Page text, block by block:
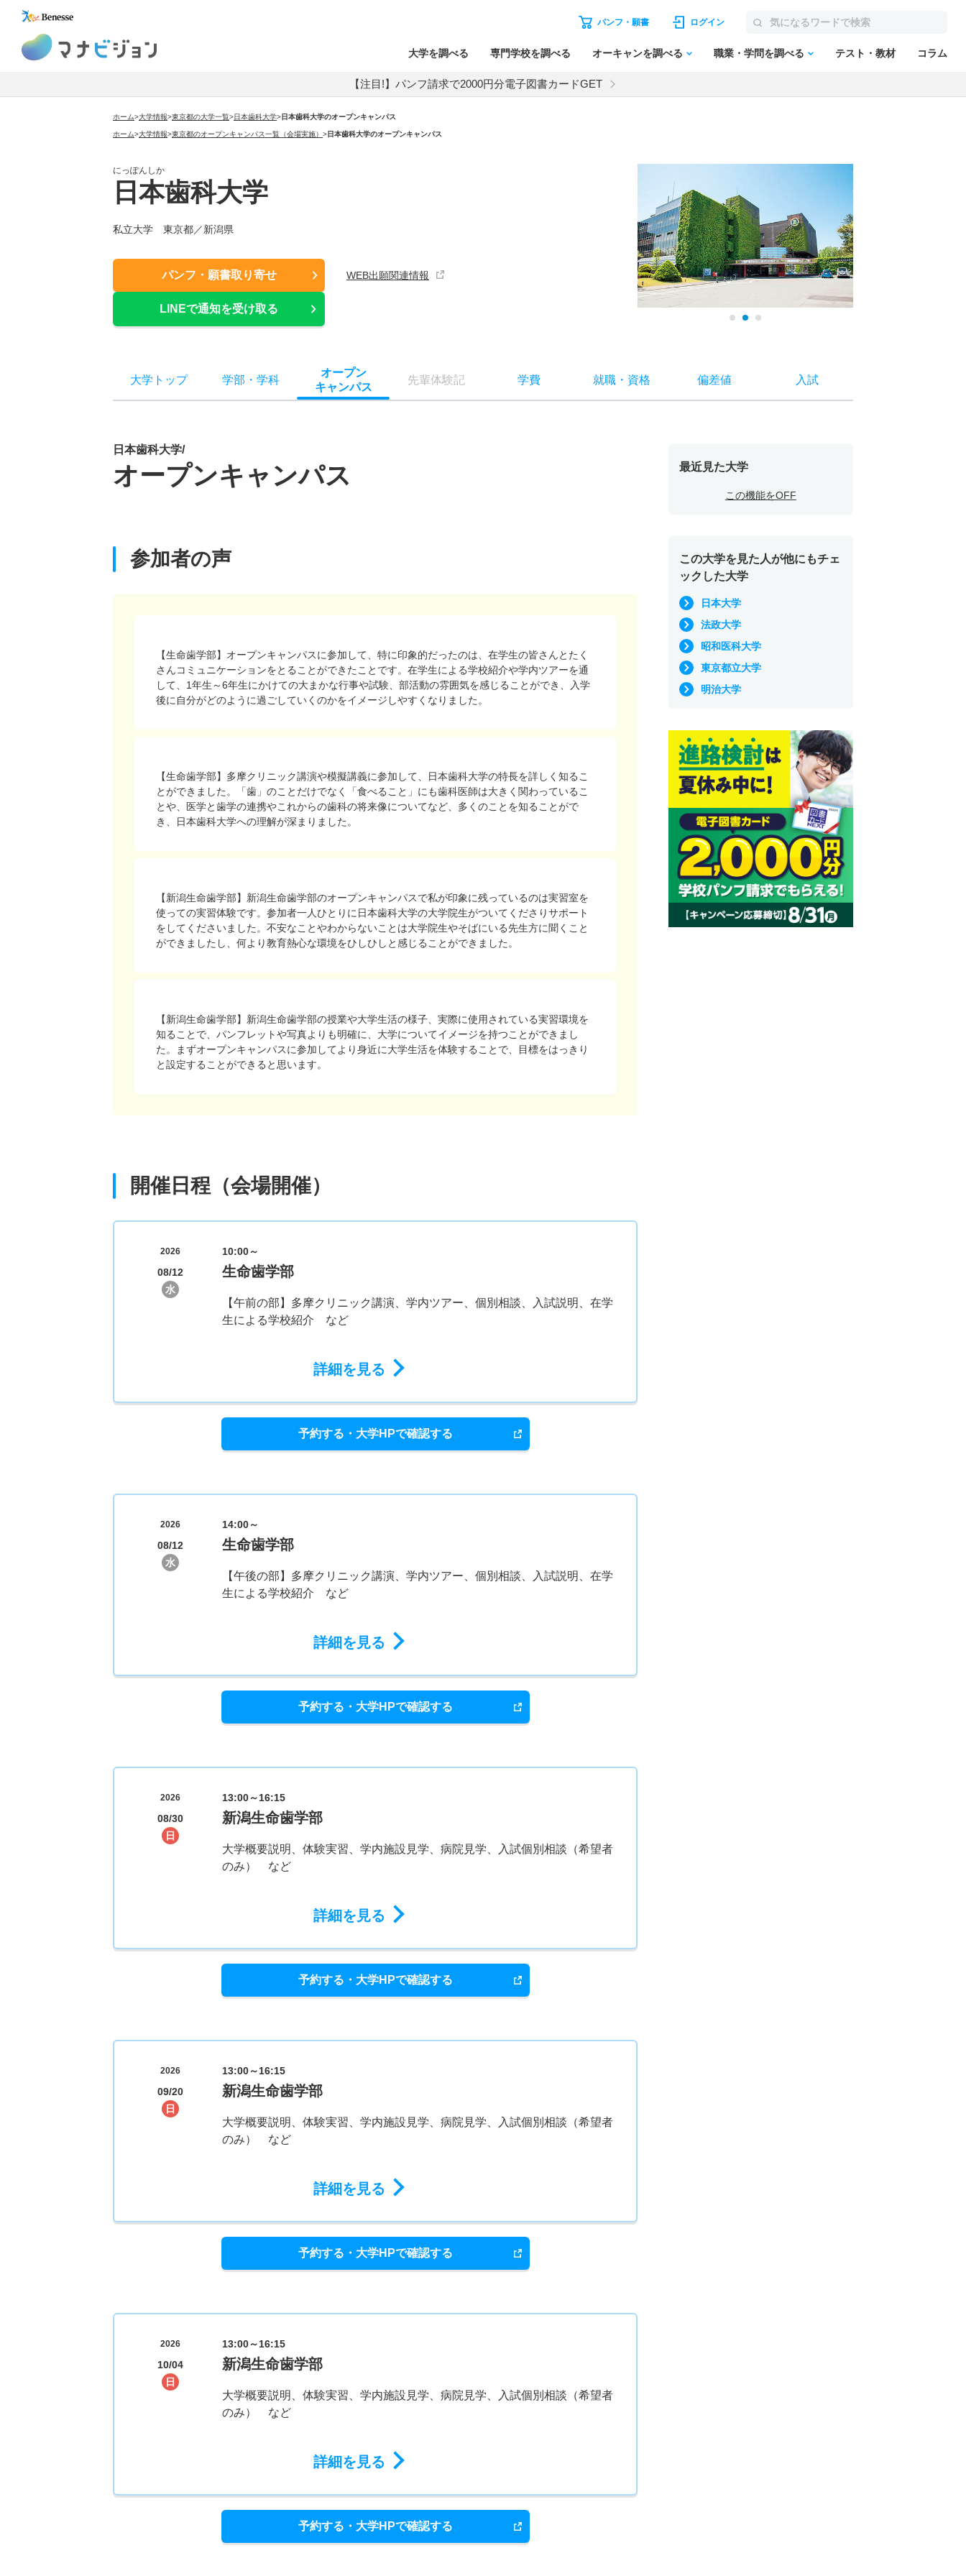
パンフ・願書 ログイン
大学を調べる 専門学校を調べる オーキャンを調べる 職業・学問を調べる テスト・教材 コラム
【注目!】パンフ請求で2000円分電子図書カードGET
ホーム>大学情報>東京都の大学一覧>日本歯科大学>日本歯科大学のオープンキャンパス
ホーム>大学情報>東京都のオープンキャンパス一覧（会場実施） >日本歯科大学のオープンキャンパス
にっぽんしか
日本歯科大学
私立大学 東京都／新潟県
パンフ・願書取り寄せ
LINEで通知を受け取る
WEB出願関連情報
大学トップ 学部 ・ 学科
オープン
キャンパス
先輩体験記 学費 就職・ 資格 偏差値 入試
日本歯科大学/
オープンキャンパス
参加者の声
【生命歯学部】オープンキャンパスに参加して、特に印象的だったのは、在学生の皆さんとたく
さんコミュニケーションをとることができたことです。在学生による学校紹介や学内ツアーを通
して、1年生～6年生にかけての大まかな行事や試験、部活動の雰囲気を感じることができ、入学
後に自分がどのように過ごしていくのかをイメージしやすくなりました。
【生命歯学部】多摩クリニック講演や模擬講義に参加して、日本歯科大学の特長を詳しく知るこ
とができました。「歯」のことだけでなく「食べること」にも歯科医師は大きく関わっているこ
とや、医学と歯学の連携やこれからの歯科の将来像についてなど、多くのことを知ることがで
き、日本歯科大学への理解が深まりました。
【新潟生命歯学部】新潟生命歯学部のオープンキャンパスで私が印象に残っているのは実習室を
使っての実習体験です。参加者一人ひとりに日本歯科大学の大学院生がついてくださりサポート
をしてくださいました。不安なことやわからないことは大学院生やそばにいる先生方に聞くこと
ができましたし、何より教育熱心な環境をひしひしと感じることができました。
【新潟生命歯学部】新潟生命歯学部の授業や大学生活の様子、実際に使用されている実習環境を
知ることで、パンフレットや写真よりも明確に、大学についてイメージを持つことができまし
た。まずオープンキャンパスに参加してより身近に大学生活を体験することで、目標をはっきり
と設定することができると思います。
開催日程（会場開催）
2026
08/12
水
10:00～
生命歯学部
【午前の部】多摩クリニック講演、学内ツアー、個別相談、入試説明、在学
生による学校紹介 など
詳細を見る
予約する・大学HPで確認する
2026
08/12
水
14:00～
生命歯学部
【午後の部】多摩クリニック講演、学内ツアー、個別相談、入試説明、在学
生による学校紹介 など
詳細を見る
予約する・大学HPで確認する
2026
08/30
日
13:00～16:15
新潟生命歯学部
大学概要説明、体験実習、学内施設見学、病院見学、入試個別相談（希望者
のみ） など
詳細を見る
予約する・大学HPで確認する
2026
09/20
日
13:00～16:15
新潟生命歯学部
大学概要説明、体験実習、学内施設見学、病院見学、入試個別相談（希望者
のみ） など
詳細を見る
予約する・大学HPで確認する
2026
10/04
日
13:00～16:15
新潟生命歯学部
大学概要説明、体験実習、学内施設見学、病院見学、入試個別相談（希望者
のみ） など
詳細を見る
予約する・大学HPで確認する
最近見た大学
この機能をOFF
この大学を見た人が他にもチェ
ックした大学
日本大学
法政大学
昭和医科大学
東京都立大学
明治大学